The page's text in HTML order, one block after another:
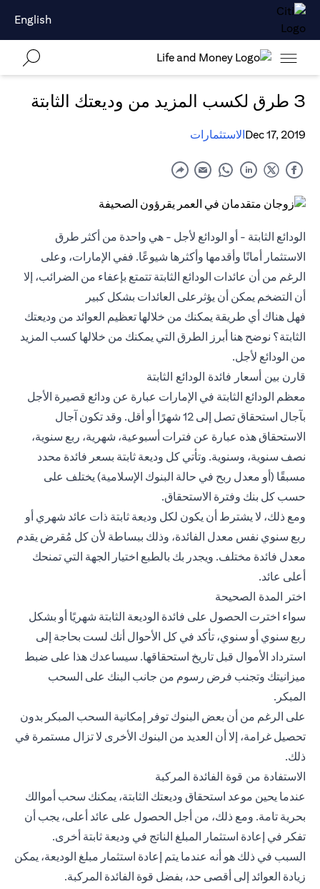
English
3 طرق لكسب المزيد من وديعتك الثابتة
Dec 17, 2019الاستثمارات
الودائع الثابتة - أو الودائع لأجل - هي واحدة من أكثر طرق
الاستثمار أمانًا وأقدمها وأكثرها شيوعًا. ففي الإمارات، وعلى
الرغم من أن عائدات الودائع الثابتة تتمتع بإعفاء من الضرائب، إلا
أن التضخم يمكن أن يؤثرعلى العائدات بشكل كبير
فهل هناك أي طريقة يمكنك من خلالها تعظيم العوائد من وديعتك
الثابتة؟ نوضح هنا أبرز الطرق التي يمكنك من خلالها كسب المزيد
من الودائع لأجل.
قارن بين أسعار فائدة الودائع الثابتة
معظم الودائع الثابتة في الإمارات عبارة عن ودائع قصيرة الأجل
بآجال استحقاق تصل إلى 12 شهرًا أو أقل. وقد تكون آجال
الاستحقاق هذه عبارة عن فترات أسبوعية، شهرية، ربع سنوية،
نصف سنوية، وسنوية. وتأتي كل وديعة ثابتة بسعر فائدة محدد
مسبقًا (أو معدل ربح في حالة البنوك الإسلامية) يختلف على
حسب كل بنك وفترة الاستحقاق.
ومع ذلك، لا يشترط أن يكون لكل وديعة ثابتة ذات عائد شهري أو
ربع سنوي نفس معدل الفائدة، وذلك ببساطة لأن كل مُقرض يقدم
معدل فائدة مختلف. ويجدر بك بالطبع اختيار الجهة التي تمنحك
أعلى عائد.
اختر المدة الصحيحة
سواء اخترت الحصول على فائدة الوديعة الثابتة شهريًا أو بشكل
ربع سنوي أو سنوي، تأكد في كل الأحوال أنك لست بحاجة إلى
استرداد الأموال قبل تاريخ استحقاقها. سيساعدك هذا على ضبط
ميزانيتك وتجنب فرض رسوم من جانب البنك على السحب
المبكر.
على الرغم من أن بعض البنوك توفر إمكانية السحب المبكر بدون
تحصيل غرامة، إلا أن العديد من البنوك الأخرى لا تزال مستمرة في
ذلك.
الاستفادة من قوة الفائدة المركبة
عندما يحين موعد استحقاق وديعتك الثابتة، يمكنك سحب أموالك
بحرية تامة. ومع ذلك، من أجل الحصول على عائد أعلى، يجب أن
تفكر في إعادة استثمار المبلغ الناتج في وديعة ثابتة أخرى.
السبب في ذلك هو أنه عندما يتم إعادة استثمار مبلغ الوديعة، يمكن
زيادة العوائد إلى أقصى حد، بفضل قوة الفائدة المركبة.